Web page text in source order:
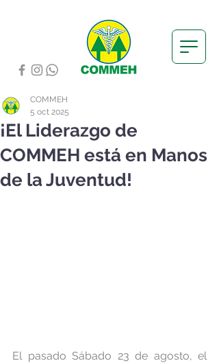
¡El Liderazgo de
COMMEH está en Manos
de la Juventud!
COMMEH
5 oct 2025
El pasado Sábado 23 de agosto, el